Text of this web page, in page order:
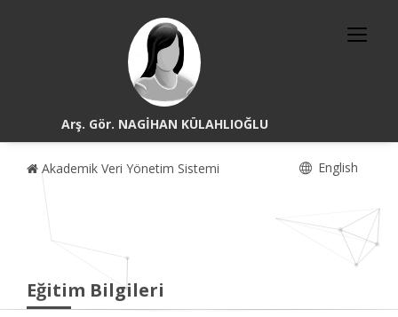
Arş. Gör. NAGİHAN KÜLAHLIOĞLU
Akademik Veri Yönetim Sistemi English
Eğitim Bilgileri